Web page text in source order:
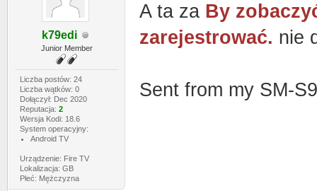
k79edi
Junior Member
Liczba postów: 24
Liczba wątków: 0
Dołączył: Dec 2020
Reputacja: 2
Wersja Kodi: 18.6
System operacyjny:
Android TV
Urządzenie: Fire TV
Lokalizacja: GB
Płeć: Mężczyzna
A ta za By
zarejestrować. nie
Sent from my SM-